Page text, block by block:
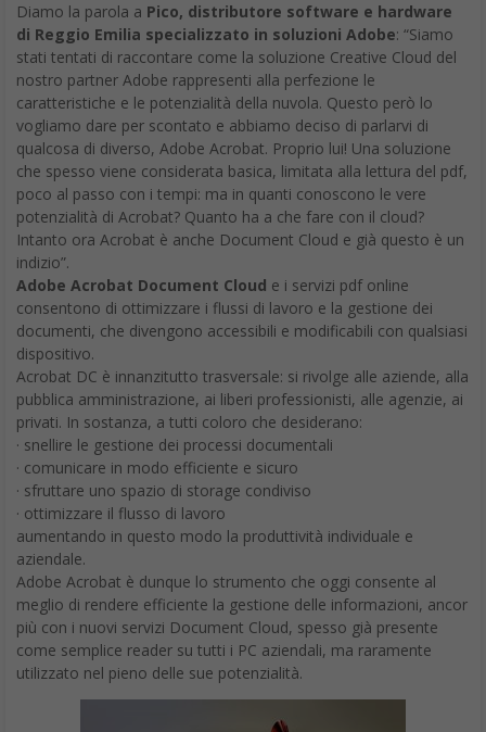
Diamo la parola a Pico, distributore software e hardware
di Reggio Emilia specializzato in soluzioni Adobe: “Siamo
stati tentati di raccontare come la soluzione Creative Cloud del
nostro partner Adobe rappresenti alla perfezione le
caratteristiche e le potenzialità della nuvola. Questo però lo
vogliamo dare per scontato e abbiamo deciso di parlarvi di
qualcosa di diverso, Adobe Acrobat. Proprio lui! Una soluzione
che spesso viene considerata basica, limitata alla lettura del pdf,
poco al passo con i tempi: ma in quanti conoscono le vere
potenzialità di Acrobat? Quanto ha a che fare con il cloud?
Intanto ora Acrobat è anche Document Cloud e già questo è un
indizio”.
Adobe Acrobat Document Cloud e i servizi pdf online
consentono di ottimizzare i flussi di lavoro e la gestione dei
documenti, che divengono accessibili e modificabili con qualsiasi
dispositivo.
Acrobat DC è innanzitutto trasversale: si rivolge alle aziende, alla
pubblica amministrazione, ai liberi professionisti, alle agenzie, ai
privati. In sostanza, a tutti coloro che desiderano:
· snellire le gestione dei processi documentali
· comunicare in modo efficiente e sicuro
· sfruttare uno spazio di storage condiviso
· ottimizzare il flusso di lavoro
aumentando in questo modo la produttività individuale e
aziendale.
Adobe Acrobat è dunque lo strumento che oggi consente al
meglio di rendere efficiente la gestione delle informazioni, ancor
più con i nuovi servizi Document Cloud, spesso già presente
come semplice reader su tutti i PC aziendali, ma raramente
utilizzato nel pieno delle sue potenzialità.